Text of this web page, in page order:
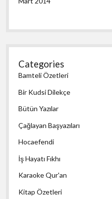
Categories
Bamteli Özetleri
Bir Kudsi Dilekçe
Bütün Yazılar
Çağlayan Başyazıları
Hocaefendi
İş Hayatı Fıkhı
Karaoke Qur'an
Kitap Özetleri